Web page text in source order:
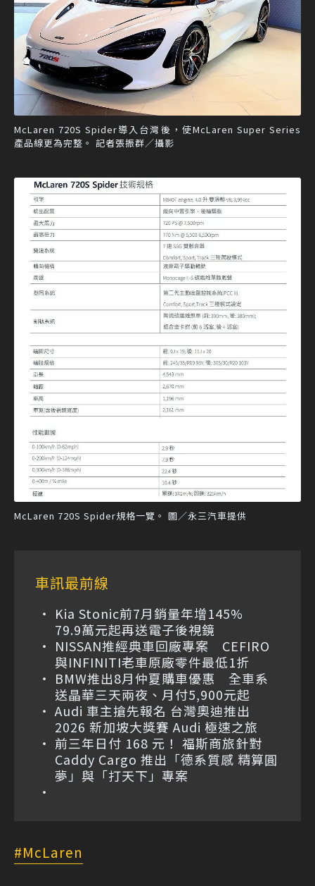
McLaren 720S Spider導入台灣後，使McLaren Super Series
產品線更為完整。 記者張振群／攝影
McLaren 720S Spider規格一覽。 圖／永三汽車提供
車訊最前線
Kia Stonic前7月銷量年增145%
79.9萬元起再送電子後視鏡
NISSAN推經典車回廠專案 CEFIRO
與INFINITI老車原廠零件最低1折
BMW推出8月仲夏購車優惠 全車系
送晶華三天兩夜、月付5,900元起
Audi 車主搶先報名 台灣奧迪推出
2026 新加坡大獎賽 Audi 極速之旅
前三年日付 168 元！ 福斯商旅針對
Caddy Cargo 推出「德系質感 精算圓
夢」與「打天下」專案
McLaren